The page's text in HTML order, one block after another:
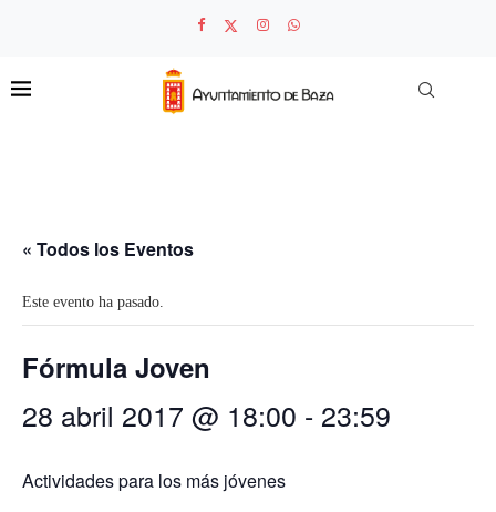
« Todos los Eventos
Este evento ha pasado.
Fórmula Joven
28 abril 2017 @ 18:00 - 23:59
Actividades para los más jóvenes